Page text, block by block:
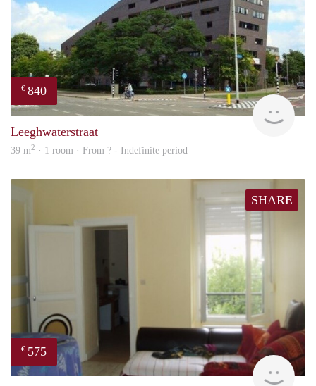
€ 840
rent
Leeghwaterstraat
39 m2 · 1 room · From ? - Indefinite period
SHARE
€ 575